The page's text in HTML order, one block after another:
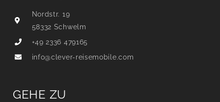
Nordstr. 19
58332 Schwelm
+49 2336 479165
info@clever-reisemobile.com
GEHE ZU